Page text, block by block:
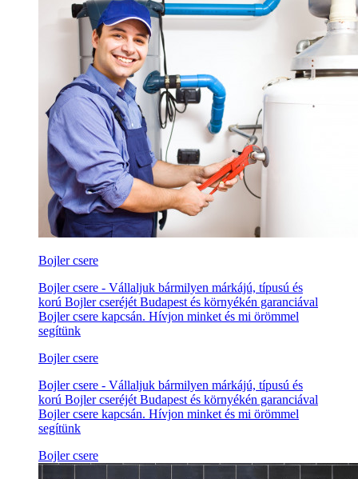
Bojler csere
Bojler csere - Vállaljuk bármilyen márkájú, típusú és
korú Bojler cseréjét Budapest és környékén garanciával
Bojler csere kapcsán. Hívjon minket és mi örömmel
segítünk
Bojler csere
Bojler csere - Vállaljuk bármilyen márkájú, típusú és
korú Bojler cseréjét Budapest és környékén garanciával
Bojler csere kapcsán. Hívjon minket és mi örömmel
segítünk
Bojler csere